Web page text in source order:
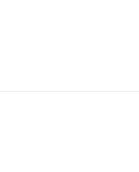
per diagrammi e